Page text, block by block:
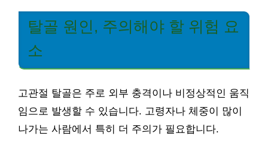
탈골 원인, 주의해야 할 위험 요
소
고관절 탈골은 주로 외부 충격이나 비정상적인 움직
임으로 발생할 수 있습니다. 고령자나 체중이 많이
나가는 사람에서 특히 더 주의가 필요합니다.